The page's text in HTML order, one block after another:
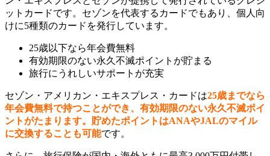
ットカードです。セゾンを代表するカードでもあり、個人向
けに5種類のカードを発行しています。
25歳以下なら年会費無料
有効期限のない永久不滅ポイントが貯まる
旅行にうれしいサポートが充実
セゾン・アメリカン・エキスプレス・カードは25歳までなら
年会費無料で持つことができ、有効期限のない永久不滅ポイ
ントがたまります。貯めたポイントはANAやJALのマイル
に交換することも可能です。